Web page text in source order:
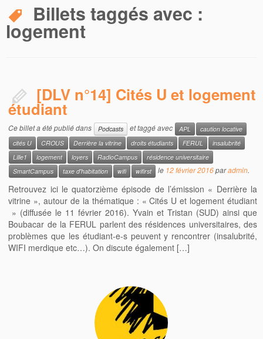
Qui sommes-nous ?
Billets taggés avec :
logement
[DLV n°14] Cités U et logement
étudiant
Ce billet a été publié dans Podcasts et taggé avec APL
caution locative
cités U
CROUS Derrière la vitrine droits étudiants FERUL
insalubrité
Lille1
logement loyers RadioCampus
résidence universitaire
SmartCampus
taxe d'habitation wifi wifirst le 12 février 2016paradmin.
Retrouvez ici le quatorzième épisode de l’émission « Derrière la
vitrine », autour de la thématique : « Cités U et logement étudiant
» (diffusée le 11 février 2016). Yvain et Tristan (SUD) ainsi que
Boubacar de la FERUL parlent des résidences universitaires, des
problèmes que les étudiant-e-s peuvent y rencontrer (insalubrité,
WIFI merdique etc…). On discute également […]